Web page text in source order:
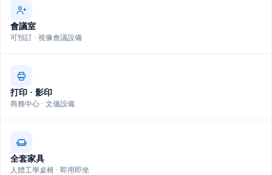
會議室
可預訂 · 視像會議設備
打印 · 影印
商務中心 · 文儀設備
全套家具
人體工學桌椅 · 即用即坐